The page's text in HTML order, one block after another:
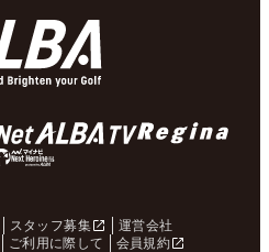
スタッフ募集
運営会社
ご利用に際して
会員規約